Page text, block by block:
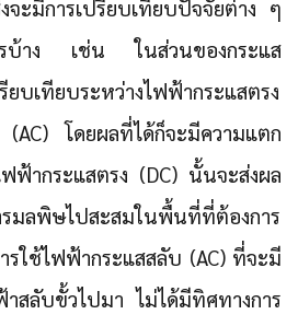
ะมีการเปรียบเทียบปัจจัยต่าง ๆ
ไรบ้าง เช่น ในส่วนของกระแส
บเทียบระหว่างไฟฟ้ากระแสตรง
โดยผลที่ได้ก็จะมีความแตก
ฟ้ากระแสตรง (DC) นั้นจะส่งผล
รมลพิษไปสะสมในพื้นที่ที่ต้องการ
ใช้ไฟฟ้ากระแสสลับ (AC) ที่จะมี
สลับขั้วไปมา ไม่ได้มีทิศทางการ